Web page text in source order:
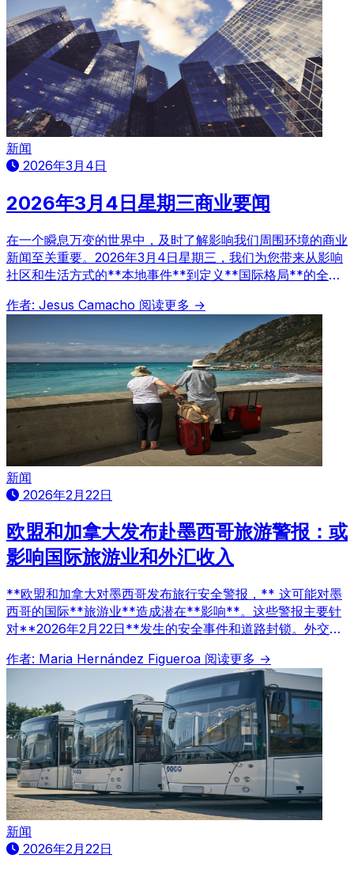
新闻
2026年3月4日
2026年3月4日星期三商业要闻
在一个瞬息万变的世界中，及时了解影响我们周围环境的商业
新闻至关重要。2026年3月4日星期三，我们为您带来从影响
社区和生活方式的**本地事件**到定义**国际格局**的全球
作者: Jesus Camacho 阅读更多 →
新闻
2026年2月22日
欧盟和加拿大发布赴墨西哥旅游警报：或
影响国际旅游业和外汇收入
**欧盟和加拿大对墨西哥发布旅行安全警报，** 这可能对墨
西哥的国际**旅游业**造成潜在**影响**。这些警报主要针
对**2026年2月22日**发生的安全事件和道路封锁。外交使
求避难并限制出行。此背景下，墨西哥在2025年12月接待了
1010万国际游客，相关部门正在密切关注事态发展。
作者: Maria Hernández Figueroa 阅读更多 →
新闻
2026年2月22日